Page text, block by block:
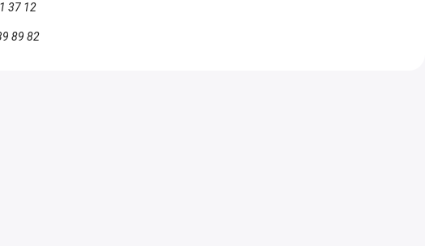
37 12
89 82